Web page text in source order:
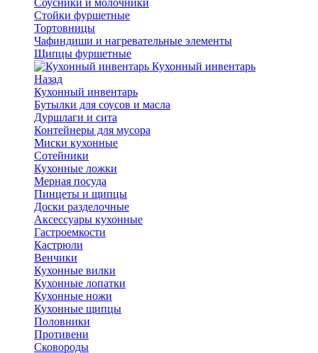
Стойки фуршетные
Тортовницы
Чафиндиши и нагревательные элементы
Щипцы фуршетные
Кухонный инвентарь
Назад
Кухонный инвентарь
Бутылки для соусов и масла
Дуршлаги и сита
Контейнеры для мусора
Миски кухонные
Сотейники
Кухонные ложки
Мерная посуда
Пинцеты и щипцы
Доски разделочные
Аксессуары кухонные
Гастроемкости
Кастрюли
Венчики
Кухонные вилки
Кухонные лопатки
Кухонные ножи
Кухонные щипцы
Половники
Противени
Сковороды